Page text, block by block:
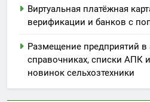
Виртуальная платёжная
верификации и банков с
Размещение предприятий в
справочниках, списки АПК
новинок сельхозтехники